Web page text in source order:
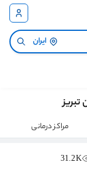
ایران
مراکز درمانی
31.2K